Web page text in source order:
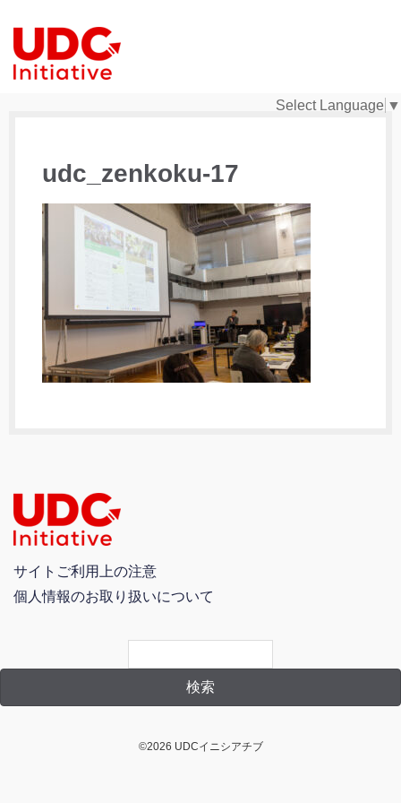
Select Language ▼
udc_zenkoku-17
サイトご利用上の注意
個人情報のお取り扱いについて
©2026 UDCイニシアチブ